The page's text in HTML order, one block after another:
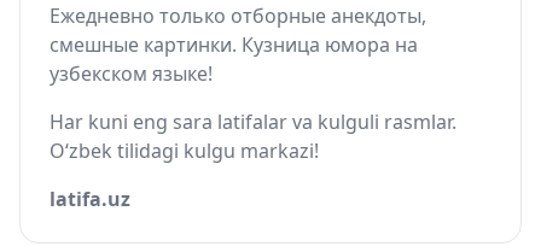
Ежедневно только отборные анекдоты,
смешные картинки. Кузница юмора на
узбекском языке!
Har kuni eng sara latifalar va kulguli rasmlar.
O‘zbek tilidagi kulgu markazi!
latifa.uz